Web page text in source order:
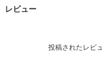
レビュー
投稿されたレビ